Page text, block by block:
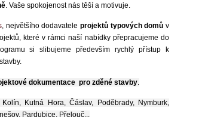
. Vaše spokojenost nás těší a motivuje.
, největšího dodavateleprojektů typových domů v
které v rámci naší nabídky přepracujeme do
si slibujeme především rychlý přístup k
dokumentace pro zděné stavby
Kutná Hora, Čáslav, Poděbrady, Nymburk,
Pardubice, Přelouč...